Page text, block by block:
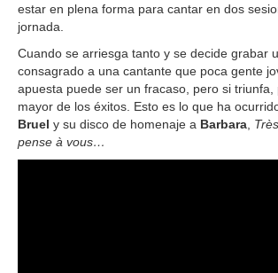
estar en plena forma para cantar en dos
jornada.
Cuando se arriesga tanto y se decide grabar
consagrado a una cantante que poca gente
apuesta puede ser un fracaso, pero si triunfa,
mayor de los éxitos. Esto es lo que ha
Bruel y su disco de homenaje a Barbara
pense à vous…